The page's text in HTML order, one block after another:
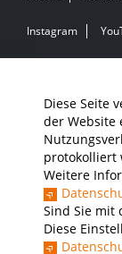
Diese Seite
der Website
protokolliert
Weitere
Sind Sie mit
Diese
Instagram